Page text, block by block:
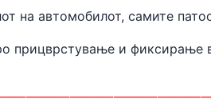
на автомобилот, самите
прицврстување и фиксирање